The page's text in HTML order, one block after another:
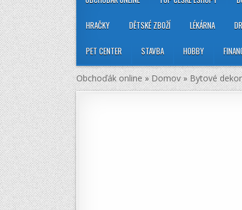
HRAČKY DĚTSKÉ ZBOŽÍ LÉKÁRNA
PET CENTER STAVBA HOBBY
Obchoďák online»Domov»Bytové